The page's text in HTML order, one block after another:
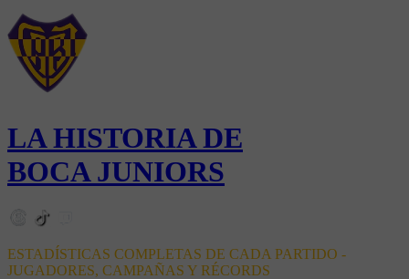
LA HISTORIA DE
BOCA JUNIORS
ESTADÍSTICAS COMPLETAS DE CADA PARTIDO -
JUGADORES, CAMPAÑAS Y RÉCORDS